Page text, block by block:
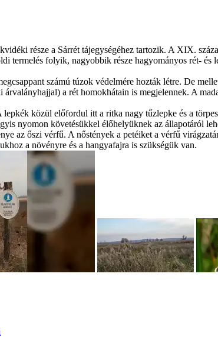
része a Sárrét tájegységéhez tartozik. A XIX.
termelés folyik, nagyobbik része hagyományos rét- és
számú túzok védelmére hozták létre. De
árvalányhajjal) a rét homokhátain is megjelennek. A
közül előfordul itt a ritka nagy tűzlepke és a
nyomon követésükkel élőhelyüknek az állapotáról
az őszi vérfű. A nőstények a petéiket a vérfű
a növényre és a hangyafajra is szükségük van.